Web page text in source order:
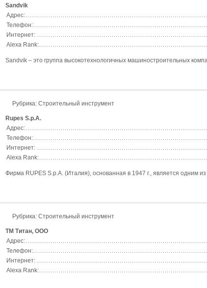
Sandvik
Адрес:
Телефон:
Интернет:
Alexa Rank:
Sandvik – это группа высокотехнологичных машиностроительных
Рубрика: Строительный инструмент
Rupes S.p.A.
Адрес:
Телефон:
Интернет:
Alexa Rank:
Фирма RUPES S.p.A. (Италия), основанная в 1947 г., является одним
Рубрика: Строительный инструмент
ТМ Титан, ООО
Адрес:
Телефон:
Интернет:
Alexa Rank: